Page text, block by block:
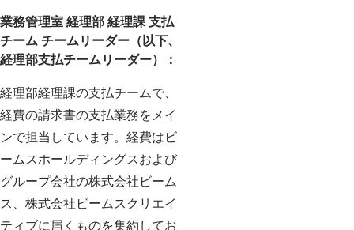
業務管理室 経理部 経理課 支払
チーム チームリーダー（以下、
経理部支払チームリーダー）：
経理部経理課の支払チームで、
経費の請求書の支払業務をメイ
ンで担当しています。経費はビ
ームスホールディングスおよび
グループ会社の株式会社ビーム
ス、株式会社ビームスクリエイ
ティブに届くものを集約してお